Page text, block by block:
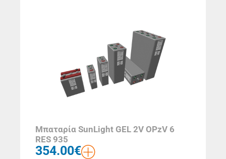
Μπαταρία SunLight GEL 2V OPzV 6
RES 935
354.00€